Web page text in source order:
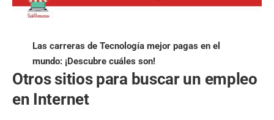
Las carreras de Tecnología mejor pagas en el
mundo: ¡Descubre cuáles son!
Otros sitios para buscar un empleo
en Internet